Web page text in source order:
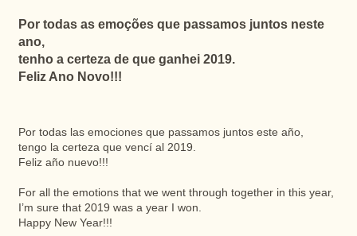
Por todas as emoções que passamos juntos neste
ano,
tenho a certeza de que ganhei 2019.
Feliz Ano Novo!!!
Por todas las emociones que passamos juntos este año,
tengo la certeza que vencí al 2019.
Feliz año nuevo!!!
For all the emotions that we went through together in this year,
I’m sure that 2019 was a year I won.
Happy New Year!!!